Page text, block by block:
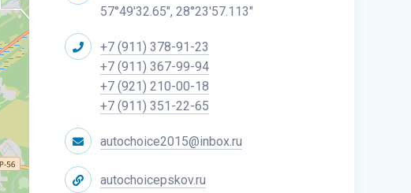
57°49'32.65", 28°23'57.113"
+7 (911) 378-91-23
+7 (911) 367-99-94
+7 (921) 210-00-18
+7 (911) 351-22-65
autochoice2015@inbox.ru
autochoicepskov.ru